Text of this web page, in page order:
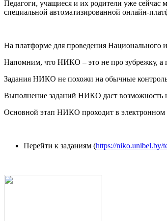
Педагоги, учащиеся и их родители уже сейчас
специальной автоматизированной онлайн-
На платформе для проведения Национального
Напомним, что НИКО – это не про зубрежку, а
Задания НИКО не похожи на обычные
Выполнение заданий НИКО даст возможность
Основной этап НИКО проходит в электронном
Перейти к заданиям (https://niko.unibel.by/